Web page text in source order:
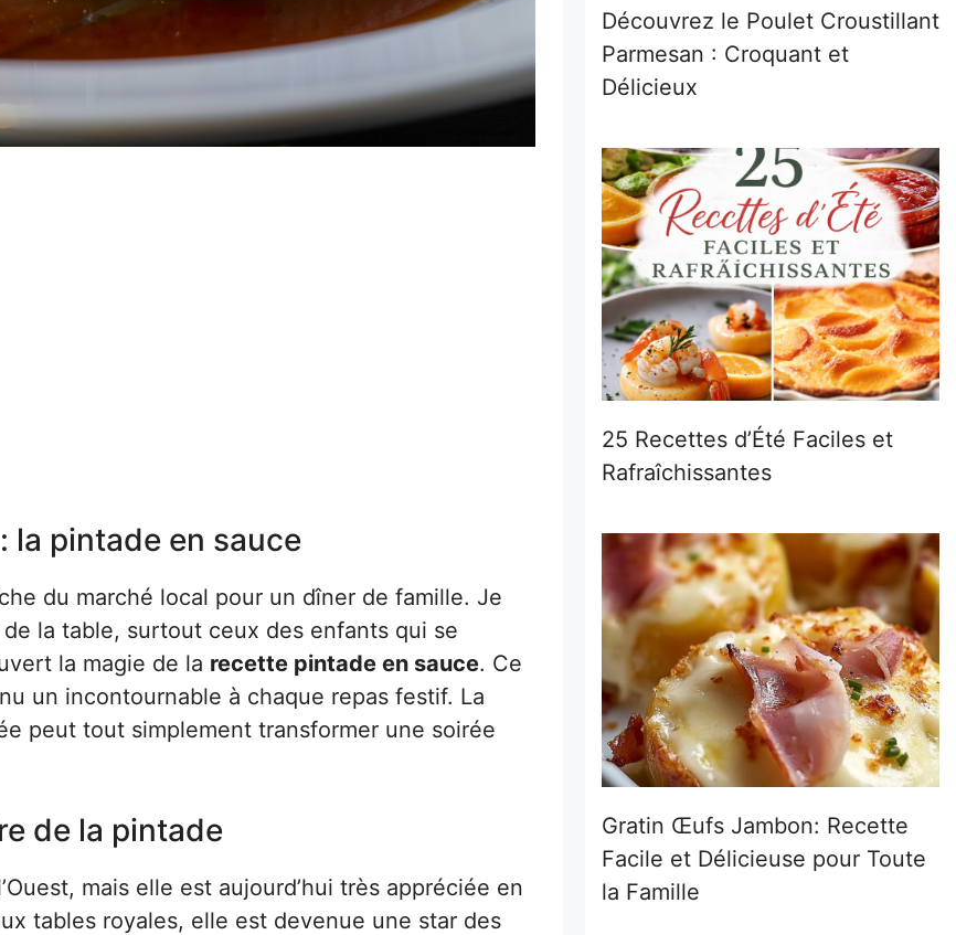
pintade en sauce
du marché local pour un dîner de famille. Je
la table, surtout ceux des enfants qui se
la magie de la recette pintade en sauce. Ce
un incontournable à chaque repas festif. La
peut tout simplement transformer une soirée
de la pintade
mais elle est aujourd’hui très appréciée en
tables royales, elle est devenue une star des
Découvrez le Poulet Croustillant
Parmesan : Croquant et
Délicieux
25 Recettes d’Été Faciles et
Rafraîchissantes
Gratin Œufs Jambon: Recette
Facile et Délicieuse pour Toute
la Famille